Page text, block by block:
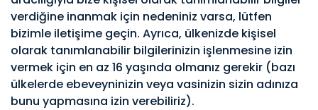
verdiğine inanmak için nedeniniz varsa, lütfen
bizimle iletişime geçin. Ayrıca, ülkenizde kişisel
olarak tanımlanabilir bilgilerinizin işlenmesine izin
vermek için en az 16 yaşında olmanız gerekir (bazı
ülkelerde ebeveyninizin veya vasinizin sizin adınıza
bunu yapmasına izin verebiliriz).